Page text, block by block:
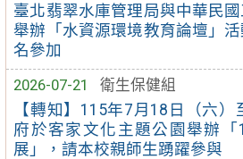
臺北翡翠水庫管理局與中華民
舉辦「水資源環境教育論壇」
名參加
2026-07-21
衛生保健組
【轉知】115年7月18日（六
府於客家文化主題公園舉辦
展」，請本校親師生踴躍參與